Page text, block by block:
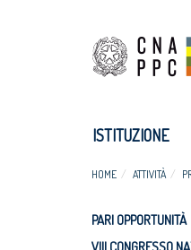
ISTITUZIONE
HOME ATTIVITÀ
PARI OPPORTUNITÀ